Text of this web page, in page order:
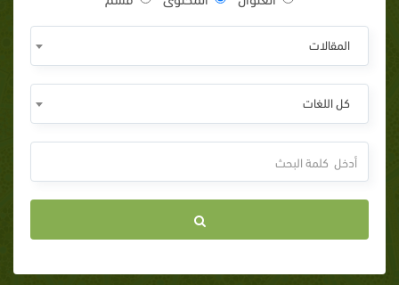
المقالات
كل اللغات